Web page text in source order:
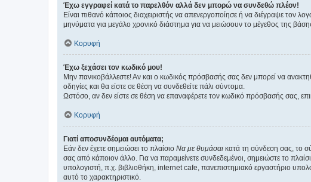
Έχω εγγραφεί κατά το παρελθόν αλλά δεν μπορώ να συνδεθώ πλέον!
Είναι πιθανό κάποιος διαχειριστής να απενεργοποίησε ή να διέγραψε τον
μηνύματα για μεγάλο χρονικό διάστημα για να μειώσουν το μέγεθος της
Κορυφή
Έχω ξεχάσει τον κωδικό μου!
Μην πανικοβάλλεστε! Αν και ο κωδικός πρόσβασής σας δεν μπορεί να
οδηγίες και θα είστε σε θέση να συνδεθείτε πάλι σύντομα.
Ωστόσο, αν δεν είστε σε θέση να επαναφέρετε τον κωδικό πρόσβασής σας,
Κορυφή
Γιατί αποσυνδέομαι αυτόματα;
Εάν δεν έχετε σημειώσει το πλαίσιο Να με θυμάσαι κατά τη σύνδεση σας, το
σας από κάποιον άλλο. Για να παραμείνετε συνδεδεμένοι, σημειώστε το
υπολογιστή, π.χ. βιβλιοθήκη, internet cafe, πανεπιστημιακό εργαστήριο
αυτό το χαρακτηριστικό.